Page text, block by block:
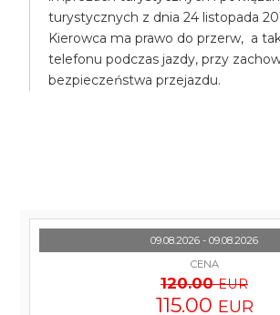
turystycznych z dnia 24 listopada
Kierowca ma prawo do przerw, a
telefonu podczas jazdy, przy
bezpieczeństwa przejazdu.
09.08.2026 - 09.08.2026
CENA
120.00 EUR
115.00 EUR